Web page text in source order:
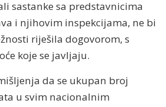
sastanke sa predstavnicima
i njihovim inspekcijama, ne bi
riješila dogovorom, s
koje se javljaju.
da se ukupan broj
u svim nacionalnim